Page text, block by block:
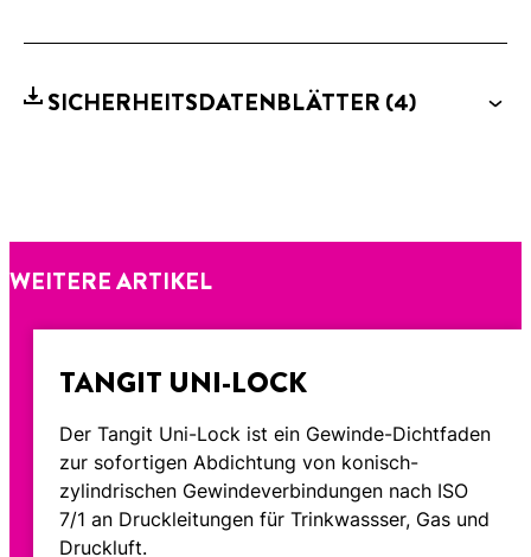
SICHERHEITSDATENBLÄTTER (4)
WEITERE ARTIKEL
TANGIT UNI-LOCK
Der Tangit Uni-Lock ist ein Gewinde-Dichtfaden
zur sofortigen Abdichtung von konisch-
zylindrischen Gewindeverbindungen nach ISO
7/1 an Druckleitungen für Trinkwassser, Gas und
Druckluft.